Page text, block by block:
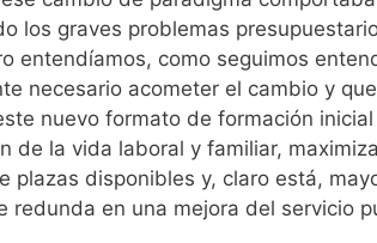
los graves problemas
entendíamos, como seguimos
necesario acometer el cambio y
nuevo formato de formación
de la vida laboral y familiar,
plazas disponibles y, claro está,
redunda en una mejora del servicio